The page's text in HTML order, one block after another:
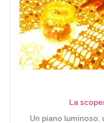
La
Un piano